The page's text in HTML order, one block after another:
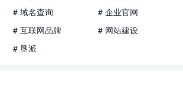
# 域名查询
# 企业官网
# 互联网品牌
# 网站建设
# 垦派